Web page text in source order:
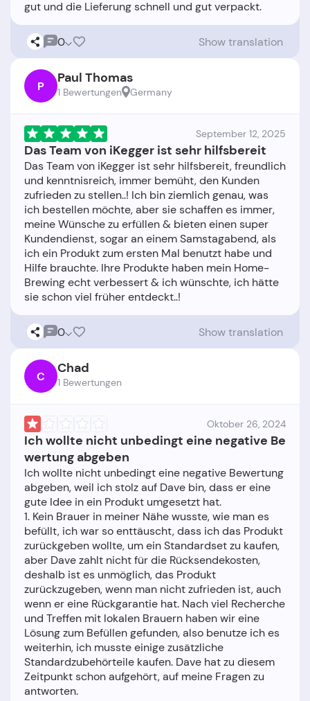
0 Show translation
P Paul Thomas
1 Bewertungen Germany
September 12, 2025
Das Team von iKegger ist sehr hilfsbereit
Das Team von iKegger ist sehr hilfsbereit, freundlich
und kenntnisreich, immer bemüht, den Kunden
zufrieden zu stellen..! Ich bin ziemlich genau, was
ich bestellen möchte, aber sie schaffen es immer,
meine Wünsche zu erfüllen & bieten einen super
Kundendienst, sogar an einem Samstagabend, als
ich ein Produkt zum ersten Mal benutzt habe und
Hilfe brauchte. Ihre Produkte haben mein Home-
Brewing echt verbessert & ich wünschte, ich hätte
0 Show translation
C Chad
1 Bewertungen
Oktober 26, 2024
Ich wollte nicht unbedingt eine negative Be
wertung abgeben
Ich wollte nicht unbedingt eine negative Bewertung
abgeben, weil ich stolz auf Dave bin, dass er eine
gute Idee in ein Produkt umgesetzt hat.
1. Kein Brauer in meiner Nähe wusste, wie man es
befüllt, ich war so enttäuscht, dass ich das Produkt
zurückgeben wollte, um ein Standardset zu kaufen,
aber Dave zahlt nicht für die Rücksendekosten,
deshalb ist es unmöglich, das Produkt
zurückzugeben, wenn man nicht zufrieden ist, auch
wenn er eine Rückgarantie hat. Nach viel Recherche
und Treffen mit lokalen Brauern haben wir eine
Lösung zum Befüllen gefunden, also benutze ich es
weiterhin, ich musste einige zusätzliche
Standardzubehörteile kaufen. Dave hat zu diesem
Zeitpunkt schon aufgehört, auf meine Fragen zu
antworten.